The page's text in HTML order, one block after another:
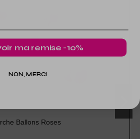
Ballons Roses
ma remise -10%
NON, MERCI